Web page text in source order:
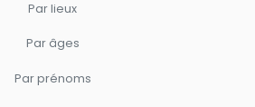
Par lieux
Par âges
Par prénoms